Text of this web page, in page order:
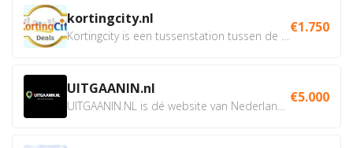
kortingcity.nl €1.750
UITGAANIN.nl €5.000